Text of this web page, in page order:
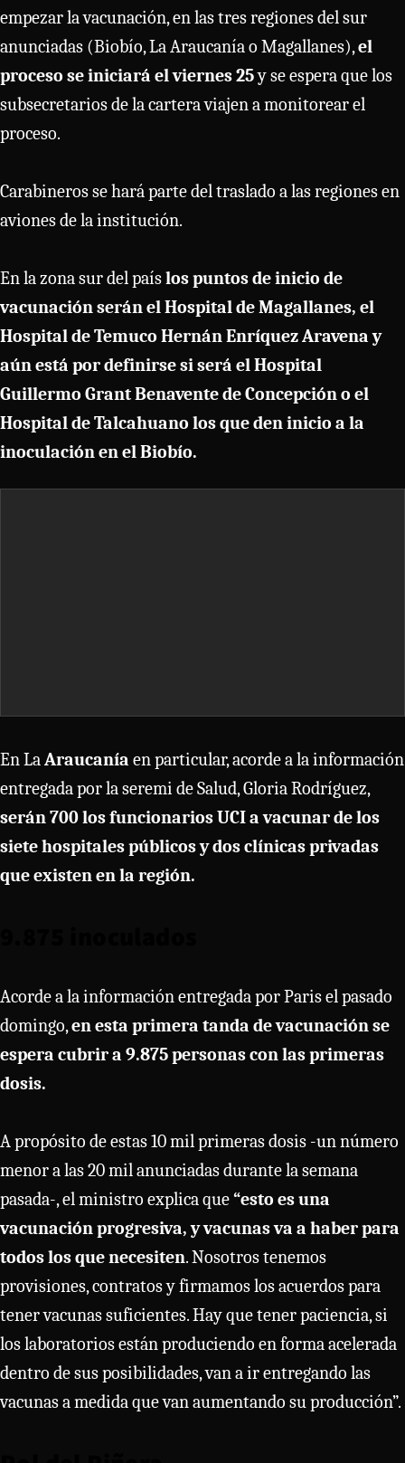
empezar la vacunación, en las tres regiones del sur
anunciadas (Biobío, La Araucanía o Magallanes),el
proceso se iniciará el viernes 25y se espera que los
subsecretarios de la cartera viajen a monitorear el
proceso.
Carabineros se hará parte del traslado a las regiones en
aviones de la institución.
En la zona sur del paíslos puntos de inicio de
vacunación serán el Hospital de Magallanes, el
Hospital de Temuco Hernán Enríquez Aravena y
aún está por definirse si será el Hospital
Guillermo Grant Benavente de Concepción o el
Hospital de Talcahuano los que den inicio a la
inoculación en el Biobío.
En LaAraucanía en particular, acorde a la información
entregada por la seremi de Salud, Gloria Rodríguez,
serán 700 los funcionarios UCI a vacunar de los
siete hospitales públicos y dos clínicas privadas
que existen en la región.
Acorde a la información entregada por Paris el pasado
domingo,en esta primera tanda de vacunación se
espera cubrir a 9.875 personas con las primeras
dosis.
A propósito de estas 10 mil primeras dosis -un número
menor a las 20 mil anunciadas durante la semana
pasada-, el ministro explica que “esto es una
vacunación progresiva, y vacunas va a haber para
todos los que necesiten. Nosotros tenemos
provisiones, contratos y firmamos los acuerdos para
tener vacunas suficientes. Hay que tener paciencia, si
los laboratorios están produciendo en forma acelerada
dentro de sus posibilidades, van a ir entregando las
vacunas a medida que van aumentando su producción”.